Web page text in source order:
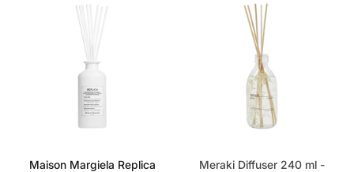
Maison Margiela Replica
Meraki Diffuser 240 ml -